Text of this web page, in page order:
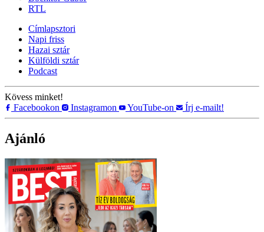
RTL
Címlapsztori
Napi friss
Hazai sztár
Külföldi sztár
Podcast
Kövess minket!
Facebookon
Instagramon YouTube-on Írj e-mailt!
Ajánló